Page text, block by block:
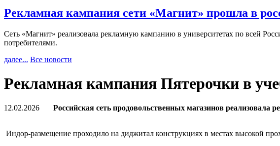
Рекламная кампания сети «Магнит» прошла в
Сеть «Магнит» реализовала рекламную кампанию в университетах по всей
потребителями.
далее... Все новости
Рекламная кампания Пятерочки в
12.02.2026 Российская сеть продовольственных магазинов
Индор-размещение проходило на диджитал конструкциях в местах высокой